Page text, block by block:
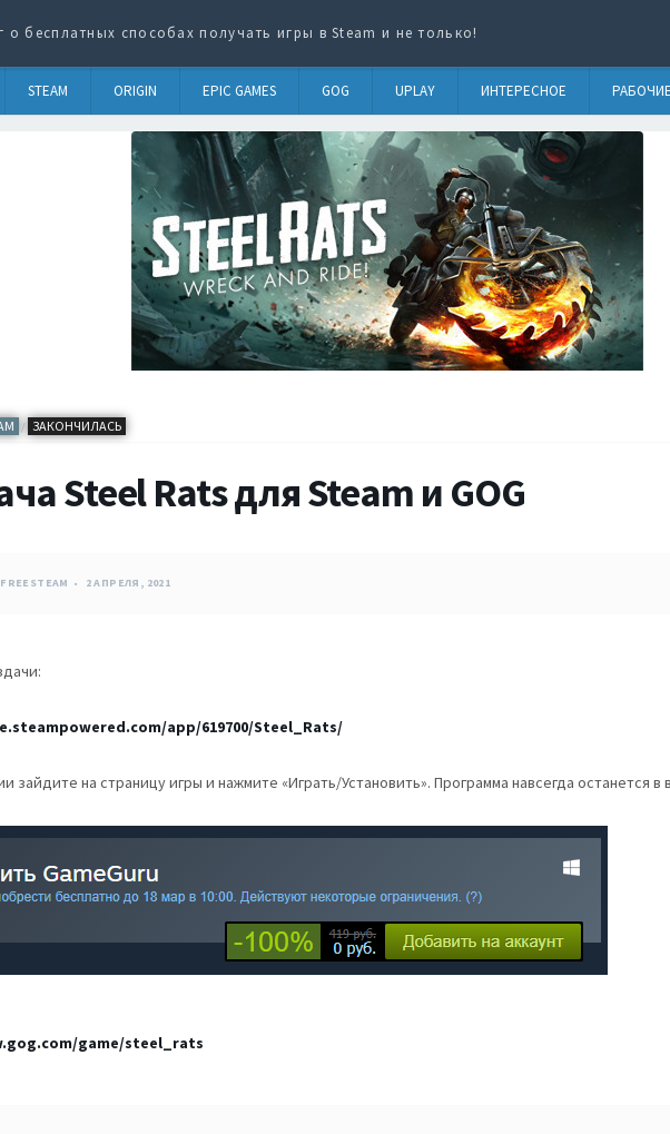
о бесплатных способах получать игры в Steam и не только!
STEAM ORIGIN EPIC GAMES GOG UPLAY ИНТЕРЕСНОЕ
/ ЗАКОНЧИЛАСЬ
Steel Rats для Steam и GOG
FREESTEAM 2 АПРЕЛЯ, 2021
app/619700/Steel_Rats/
зайдите на страницу игры и нажмите «Играть/Установить». Программа навсегда останется
game/steel_rats